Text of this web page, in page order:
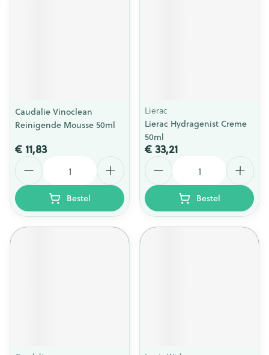
Caudalie Vinoclean
Reinigende Mousse 50ml
€ 11,83
Bestel
Lierac
Lierac Hydragenist Creme
50ml
€ 33,21
Bestel